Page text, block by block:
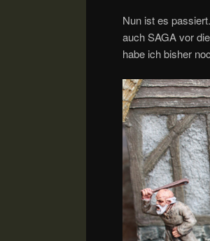
Nun ist es
auch SAGA vor
habe ich bisher